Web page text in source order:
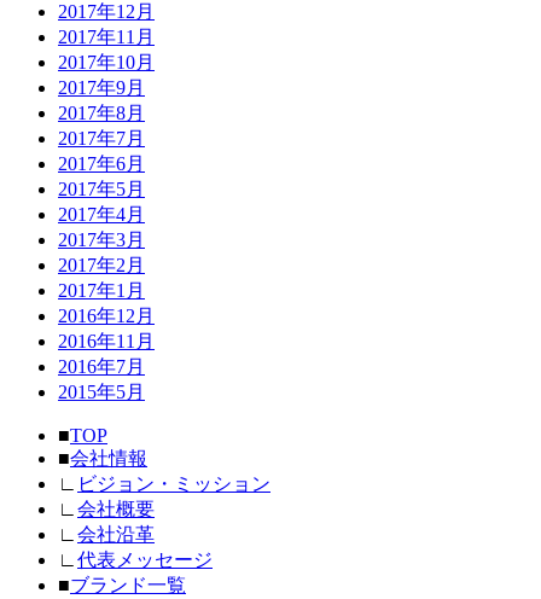
2017年12月
2017年11月
2017年10月
2017年9月
2017年8月
2017年7月
2017年6月
2017年5月
2017年4月
2017年3月
2017年2月
2017年1月
2016年12月
2016年11月
2016年7月
2015年5月
■TOP
■会社情報
∟
ビジョン・ミッション
∟ 会社概要
∟ 会社沿革
∟ 代表メッセージ
■ブランド一覧